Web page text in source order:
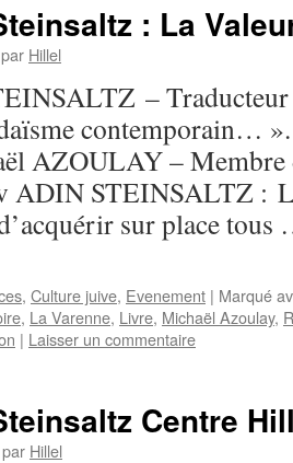
: La
par Hillel
–
contemporain…
AZOULAY – Membre
ADIN STEINSALTZ :
sur place
, Culture juive, Evenement | Marqué
, La Varenne, Livre, Michaël Azoulay,
| Laisser un commentaire
Centre
par Hillel